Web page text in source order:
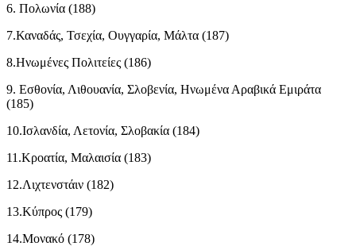
6. Πολωνία (188)
7.Καναδάς, Τσεχία, Ουγγαρία, Μάλτα (187)
8.Ηνωμένες Πολιτείες (186)
9. Εσθονία, Λιθουανία, Σλοβενία, Ηνωμένα Αραβικά Εμιράτα
(185)
10.Ισλανδία, Λετονία, Σλοβακία ​​(184)
11.Κροατία, Μαλαισία (183)
12.Λιχτενστάιν (182)
13.Κύπρος (179)
14.Μονακό (178)